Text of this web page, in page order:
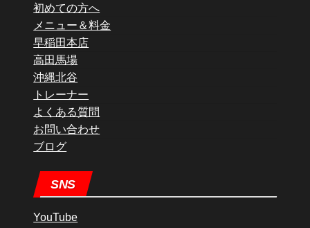
初めての方へ
メニュー＆料金
早稲田本店
高田馬場
沖縄北谷
トレーナー
よくある質問
お問い合わせ
ブログ
SNS
YouTube